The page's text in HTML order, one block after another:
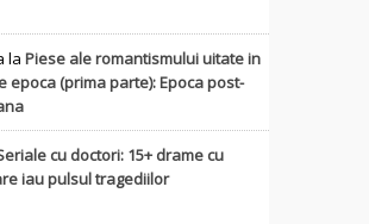
la Piese ale romantismului uitate in
epoca (prima parte): Epoca post-
cu doctori: 15+ drame cu
iau pulsul tragediilor